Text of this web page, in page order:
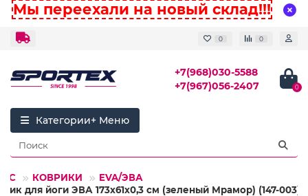
Мы переехали на новый склад!!!
0 0
+7(968)030-5588
+7(967)056-2407
0
Категории
КОВРИКИ
EVA/ЭВА
для йоги ЭВА 173х61х0,3 см (зеленый Мрамор) (147-003)